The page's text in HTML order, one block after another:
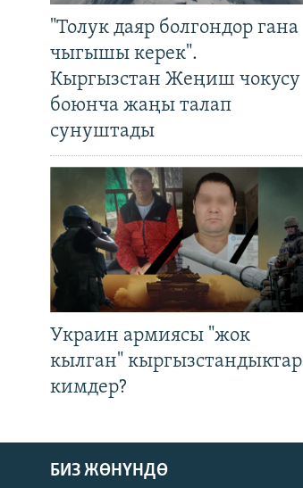
"Толук даяр болгондор гана
чыгышы керек".
Кыргызстан Жеңиш чокусу
боюнча жаңы талап
сунуштады
Украин армиясы "жок
кылган" кыргызстандыктар
кимдер?
БИЗ ЖӨНҮНДӨ